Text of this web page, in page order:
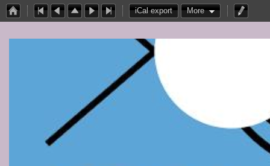
iCal export More